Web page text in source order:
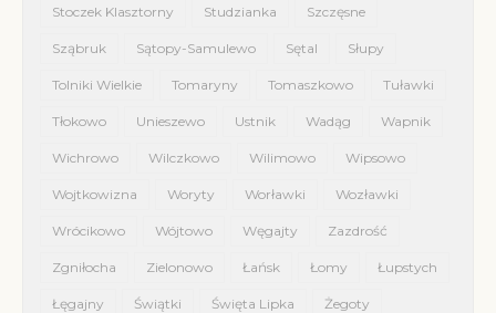
Stoczek Klasztorny Studzianka Szczęsne
Sząbruk Sątopy-Samulewo Sętal Słupy
Tolniki Wielkie Tomaryny Tomaszkowo Tuławki
Tłokowo Unieszewo Ustnik Wadąg Wapnik
Wichrowo Wilczkowo Wilimowo Wipsowo
Wojtkowizna Woryty Worławki Wozławki
Wrócikowo Wójtowo Węgajty Zazdrość
Zgniłocha Zielonowo Łańsk Łomy Łupstych
Łęgajny Świątki Święta Lipka Żegoty